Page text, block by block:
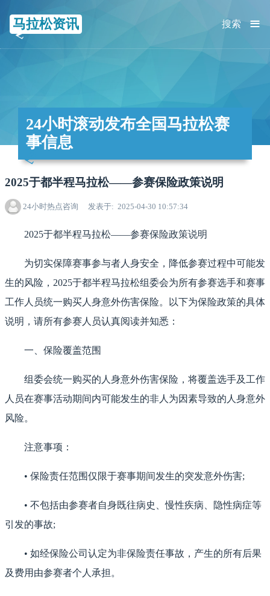
马拉松资讯 ≡
搜索
24小时滚动发布全国马拉松赛
事信息
2025于都半程马拉松——参赛保险政策说明
24小时热点咨询 发表于 2025-04-30 10:57:34
2025于都半程马拉松——参赛保险政策说明
为切实保障赛事参与者人身安全，降低参赛过程中可能发
生的风险，2025于都半程马拉松组委会为所有参赛选手和赛事
工作人员统一购买人身意外伤害保险。以下为保险政策的具体
说明，请所有参赛人员认真阅读并知悉：
一、保险覆盖范围
组委会统一购买的人身意外伤害保险，将覆盖选手及工作
人员在赛事活动期间内可能发生的非人为因素导致的人身意外
风险。
注意事项：
• 保险责任范围仅限于赛事期间发生的突发意外伤害;
• 不包括由参赛者自身既往病史、慢性疾病、隐性病症等
引发的事故;
• 如经保险公司认定为非保险责任事故，产生的所有后果
及费用由参赛者个人承担。